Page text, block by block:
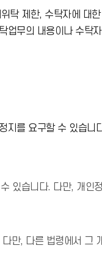
탁 제한, 수탁자에 대
업무의 내용이나 수탁
지를 요구할 수 있습니
있습니다. 다만, 개
만, 다른 법령에서 그